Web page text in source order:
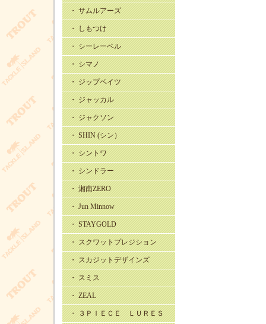
・ サムルアーズ
・ しもつけ
・ シーレーベル
・ シマノ
・ ジップベイツ
・ ジャッカル
・ ジャクソン
・ SHIN (シン）
・ シントワ
・ シンドラー
・ 湘南ZERO
・ Jun Minnow
・ STAYGOLD
・ スクワットプレジション
・ スカジットデザインズ
・ スミス
・ ZEAL
・ ３ＰＩＥＣＥ ＬＵＲＥＳ